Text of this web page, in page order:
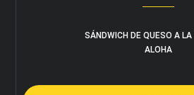
SÁNDWICH DE QUESO A
ALOHA